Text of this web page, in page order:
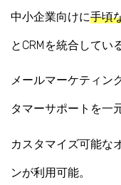
中小企業向けに手頃
とCRMを統合してい
メールマーケティン
タマーサポートを一
カスタマイズ可能な
ンが利用可能。